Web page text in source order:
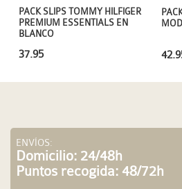
PACK SLIPS TOMMY HILFIGER
PREMIUM ESSENTIALS EN
BLANCO
37.95
ENVÍOS:
Domicilio: 24/48h
Puntos recogida: 48/72h